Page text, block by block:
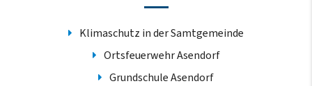
Klimaschutz in der Samtgemeinde
Ortsfeuerwehr Asendorf
Grundschule Asendorf